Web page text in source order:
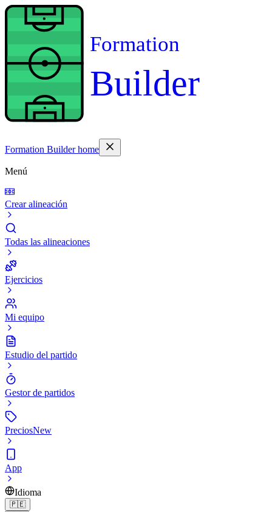
Formation
Builder
Formation Builder home
Menú
Crear alineación
Todas las alineaciones
Ejercicios
Mi equipo
Estudio del partido
Gestor de partidos
PreciosNew
App
Idioma
🇵🇪